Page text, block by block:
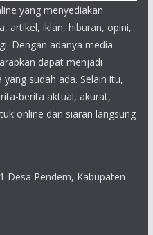
yang menyediakan
artikel, iklan, hiburan, opini,
Dengan adanya media
dapat menjadi
sudah ada. Selain itu,
berita aktual, akurat,
online dan siaran langsung
Desa Pendem, Kabupaten